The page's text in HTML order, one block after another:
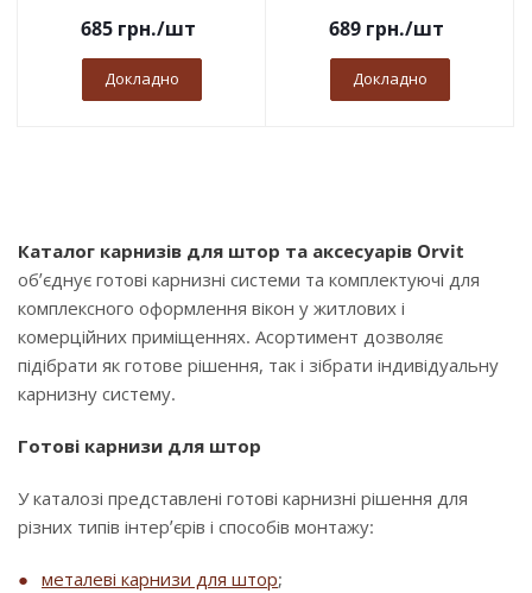
685грн./шт
Докладно
689грн./шт
Докладно
Каталог карнизів для штор та аксесуарів Orvit
об’єднує готові карнизні системи та комплектуючі для
комплексного оформлення вікон у житлових і
комерційних приміщеннях. Асортимент дозволяє
підібрати як готове рішення, так і зібрати індивідуальну
карнизну систему.
Готові карнизи для штор
У каталозі представлені готові карнизні рішення для
різних типів інтер’єрів і способів монтажу:
металеві карнизи для штор;